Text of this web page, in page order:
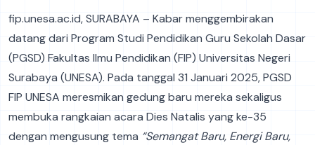
fip.unesa.ac.id, SURABAYA – Kabar menggembirakan
datang dari Program Studi Pendidikan Guru Sekolah Dasar
(PGSD) Fakultas Ilmu Pendidikan (FIP) Universitas Negeri
Surabaya (UNESA). Pada tanggal 31 Januari 2025, PGSD
FIP UNESA meresmikan gedung baru mereka sekaligus
membuka rangkaian acara Dies Natalis yang ke-35
dengan mengusung tema “Semangat Baru, Energi Baru,